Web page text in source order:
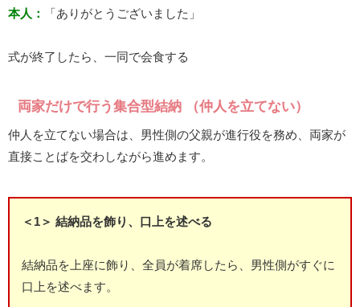
本人：
「ありがとうございました」
式が終了したら、一同で会食する
両家だけで行う集合型結納 （仲人を立てない）
仲人を立てない場合は、男性側の父親が進行役を務め、両家が
直接ことばを交わしながら進めます。
＜1＞ 結納品を飾り、口上を述べる
結納品を上座に飾り、全員が着席したら、男性側がすぐに
口上を述べます。